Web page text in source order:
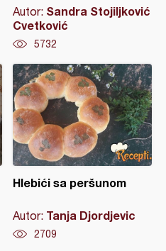
Autor: Sandra Stojiljković
Cvetković
5732
Hlebići sa peršunom
Autor: Tanja Djordjevic
2709